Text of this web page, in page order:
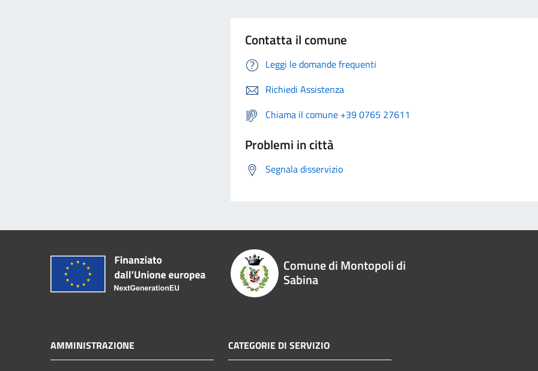
Contatta il comune
Leggi le domande frequenti
Richiedi Assistenza
Chiama il comune +39 0765 27611
Problemi in città
Segnala disservizio
Comune di Montopoli di
Sabina
AMMINISTRAZIONE CATEGORIE DI SERVIZIO